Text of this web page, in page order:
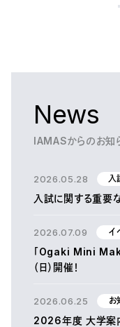
News
IAMASからのお知
2026.05.28 入
入試に関する重要
2026.07.09 イ
「Ogaki Mini
（日）開催！
2026.06.25 お
2026年度 大学案